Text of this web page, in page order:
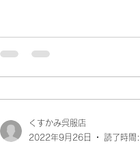
くすかみ呉服店
2022年9月26日
読了時間